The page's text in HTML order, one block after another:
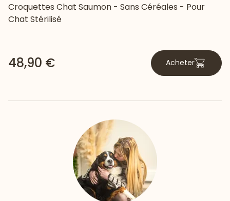
Croquettes Chat Saumon - Sans Céréales - Pour
Chat Stérilisé
48,90 € Acheter